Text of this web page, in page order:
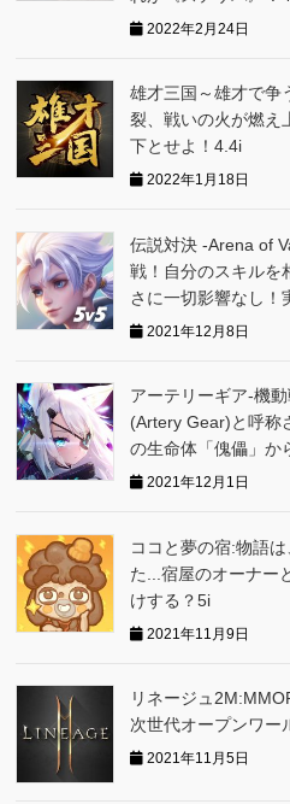
2022年2月24日
雄才三国～雄才で争
裂、戦いの火が燃え
下とせよ！4.4i
2022年1月18日
伝説対決 -Arena of
戦！自分のスキルを
さに一切影響なし！
2021年12月8日
アーテリーギア-機
(Artery Gear)と呼称
の生命体「傀儡」か
2021年12月1日
ココと夢の宿:物語
た...宿屋のオーナー
けする？5i
2021年11月9日
リネージュ
次世代オープンワー
2021年11月5日